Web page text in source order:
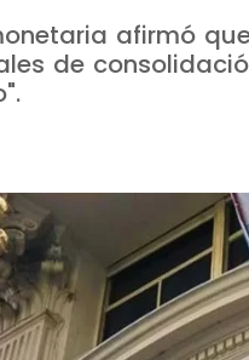
afirmó
de